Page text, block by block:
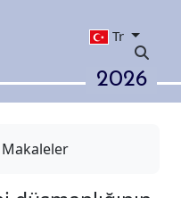
Tr
2026
Makaleler